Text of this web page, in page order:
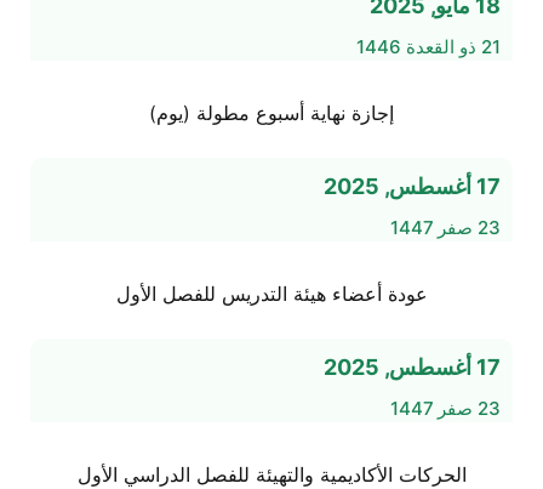
18 مايو, 2025
21 ذو القعدة 1446
إجازة نهاية أسبوع مطولة (يوم)
17 أغسطس, 2025
23 صفر 1447
عودة أعضاء هيئة التدريس للفصل الأول
17 أغسطس, 2025
23 صفر 1447
الحركات الأكاديمية والتهيئة للفصل الدراسي الأول